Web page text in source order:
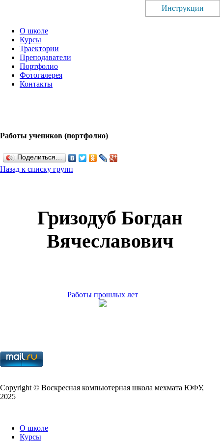
О школе
Курсы
Траектории
Преподаватели
Портфолио
Фотогалерея
Контакты
Работы учеников (портфолио)
Поделиться…
Назад к списку групп
Инструкции
Гризодуб Богдан
Вячеславович
Работы прошлых лет
Copy­right © Воскресная компьютерная школа мехмата ЮФУ,
2025
О школе
Курсы